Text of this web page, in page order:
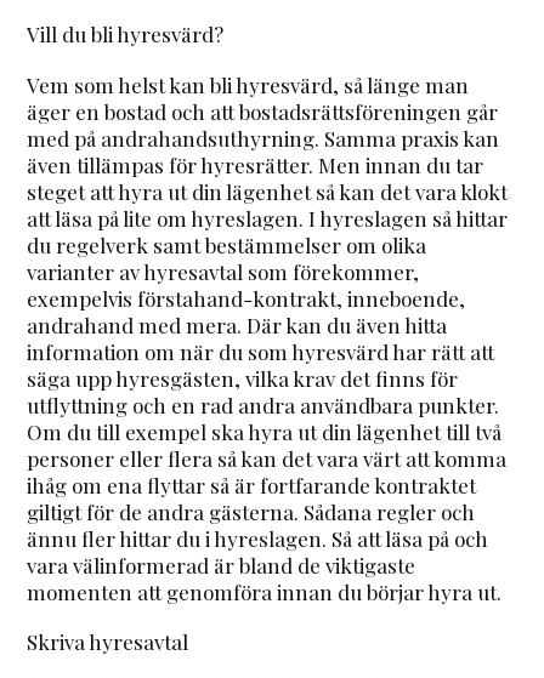
Vill du bli hyresvärd?
Vem som helst kan bli hyresvärd, så länge man
äger en bostad och att bostadsrättsföreningen går
med på andrahandsuthyrning. Samma praxis kan
även tillämpas för hyresrätter. Men innan du tar
steget att hyra ut din lägenhet så kan det vara klokt
att läsa på lite om hyreslagen. I hyreslagen så hittar
du regelverk samt bestämmelser om olika
varianter av hyresavtal som förekommer,
exempelvis förstahand-kontrakt, inneboende,
andrahand med mera. Där kan du även hitta
information om när du som hyresvärd har rätt att
säga upp hyresgästen, vilka krav det finns för
utflyttning och en rad andra användbara punkter.
Om du till exempel ska hyra ut din lägenhet till två
personer eller flera så kan det vara värt att komma
ihåg om ena flyttar så är fortfarande kontraktet
giltigt för de andra gästerna. Sådana regler och
ännu fler hittar du i hyreslagen. Så att läsa på och
vara välinformerad är bland de viktigaste
momenten att genomföra innan du börjar hyra ut.
Skriva hyresavtal